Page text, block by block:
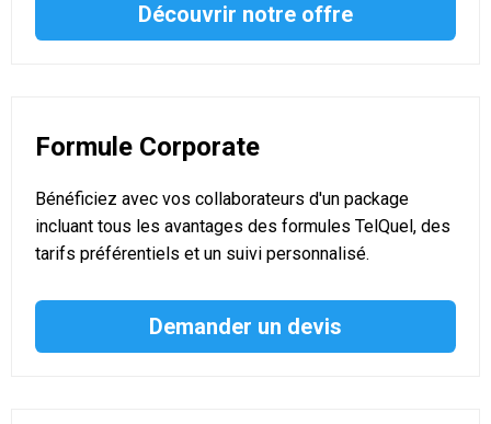
Découvrir notre offre
Formule Corporate
Bénéficiez avec vos collaborateurs d'un package
incluant tous les avantages des formules TelQuel, des
tarifs préférentiels et un suivi personnalisé.
Demander un devis